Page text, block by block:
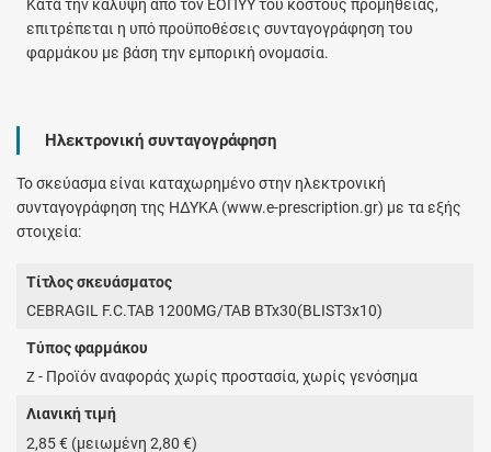
Κατά την κάλυψη από τον ΕΟΠΥΥ του κόστους προμήθειας,
επιτρέπεται η υπό προϋποθέσεις συνταγογράφηση του
φαρμάκου με βάση την εμπορική ονομασία.
Ηλεκτρονική συνταγογράφηση
Το σκεύασμα είναι καταχωρημένο στην ηλεκτρονική
συνταγογράφηση της ΗΔΥΚΑ (www.e-prescription.gr) με τα εξής
στοιχεία:
Τίτλος σκευάσματος
CEBRAGIL F.C.TAB 1200MG/TAB BTx30(BLIST3x10)
Τύπος φαρμάκου
Z - Προϊόν αναφοράς χωρίς προστασία, χωρίς γενόσημα
Λιανική τιμή
2,85 € (μειωμένη 2,80 €)